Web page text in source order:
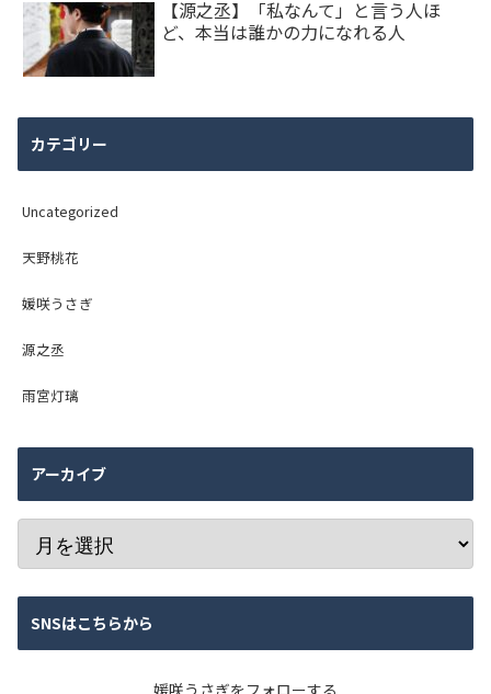
【源之丞】「私なんて」と言う人ほ
ど、本当は誰かの力になれる人
カテゴリー
Uncategorized
天野桃花
媛咲うさぎ
源之丞
雨宮灯璃
アーカイブ
SNSはこちらから
媛咲うさぎをフォローする